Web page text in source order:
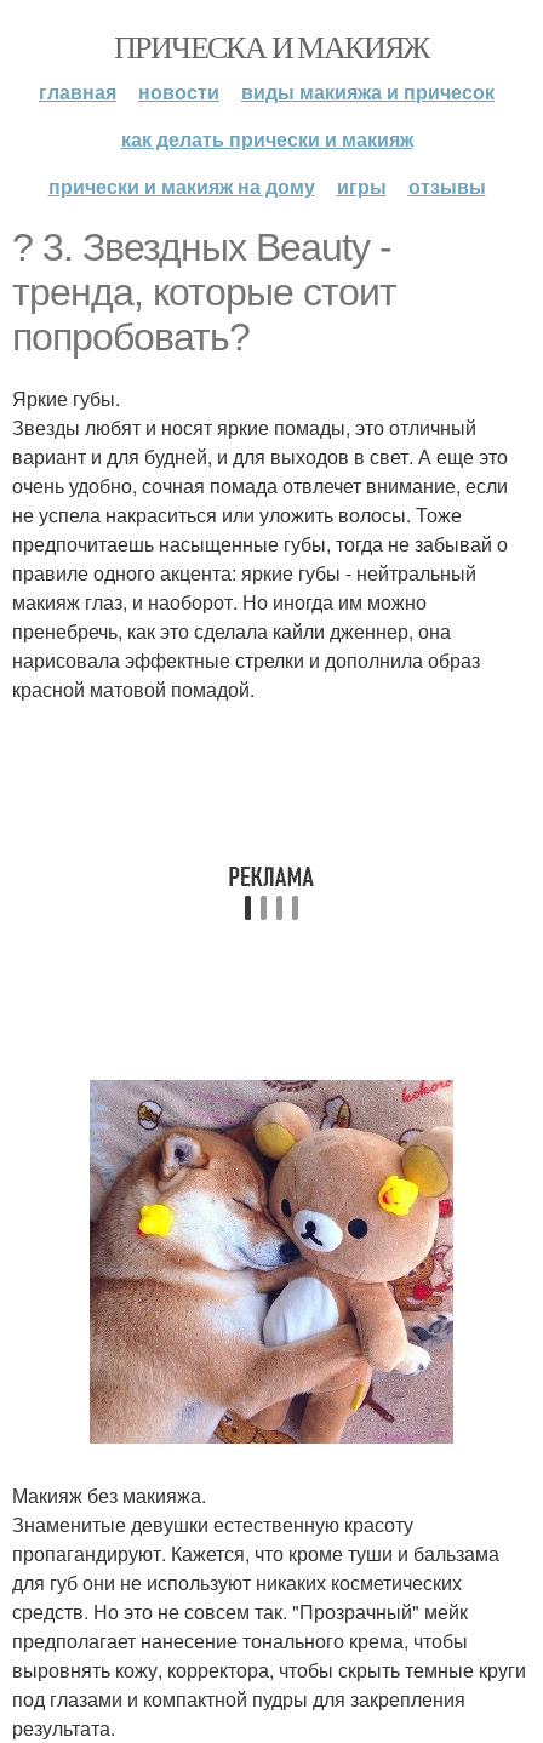
ПРИЧЕСКА И МАКИЯЖ
главная новости
виды макияжа и причесок
как делать прически и макияж
прически и макияж на дому
игры отзывы
? 3. Звездных Beauty -
тренда, которые стоит
попробовать?
Яркие губы.
Звезды любят и носят яркие помады, это отличный
вариант и для будней, и для выходов в свет. А еще это
очень удобно, сочная помада отвлечет внимание, если
не успела накраситься или уложить волосы. Тоже
предпочитаешь насыщенные губы, тогда не забывай о
правиле одного акцента: яркие губы - нейтральный
макияж глаз, и наоборот. Но иногда им можно
пренебречь, как это сделала кайли дженнер, она
нарисовала эффектные стрелки и дополнила образ
красной матовой помадой.
Макияж без макияжа.
Знаменитые девушки естественную красоту
пропагандируют. Кажется, что кроме туши и бальзама
для губ они не используют никаких косметических
средств. Но это не совсем так. "Прозрачный" мейк
предполагает нанесение тонального крема, чтобы
выровнять кожу, корректора, чтобы скрыть темные круги
под глазами и компактной пудры для закрепления
результата.